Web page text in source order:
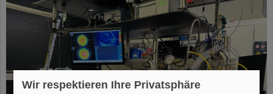
Wir respektieren Ihre Privatsphäre